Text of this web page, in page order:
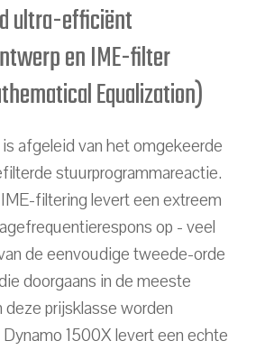
ultra-efficiënt
en IME-filter
Equalization)
afgeleid van het omgekeerde
stuurprogrammareactie.
filtering levert een extreem
op - veel
de eenvoudige tweede-orde
doorgaans in de meeste
prijsklasse worden
1500X levert een echte